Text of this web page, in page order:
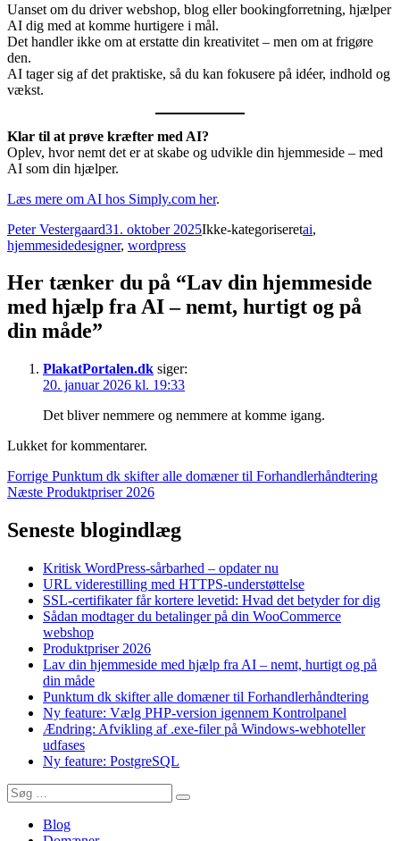
Uanset om du driver webshop, blog eller bookingforretning, hjælper
AI dig med at komme hurtigere i mål.
Det handler ikke om at erstatte din kreativitet – men om at frigøre
den.
AI tager sig af det praktiske, så du kan fokusere på idéer, indhold og
vækst.
Klar til at prøve kræfter med AI?
Oplev, hvor nemt det er at skabe og udvikle din hjemmeside – med
AI som din hjælper.
Læs mere om AI hos Simply.com her.
Forfatter
Peter VestergaardUdgivet
31. oktober 2025Kategorier
Ikke-kategoriseretTags
ai,
hjemmesidedesigner, wordpress
Her tænker du på “Lav din hjemmeside
med hjælp fra AI – nemt, hurtigt og på
din måde”
PlakatPortalen.dk siger:
20. januar 2026 kl. 19:33
Det bliver nemmere og nemmere at komme igang.
Lukket for kommentarer.
Indlægsnavigation
Forrige Forrige
indlæg:
Punktum dk skifter alle domæner til Forhandlerhåndtering
Næste Næste
Produktpriser 2026
Seneste blogindlæg
Kritisk WordPress-sårbarhed – opdater nu
URL viderestilling med HTTPS-understøttelse
SSL-certifikater får kortere levetid: Hvad det betyder for dig
Sådan modtager du betalinger på din WooCommerce
webshop
Produktpriser 2026
Lav din hjemmeside med hjælp fra AI – nemt, hurtigt og på
din måde
Punktum dk skifter alle domæner til Forhandlerhåndtering
Ny feature: Vælg PHP-version igennem Kontrolpanel
Ændring: Afvikling af .exe-filer på Windows-webhoteller
udfases
Ny feature: PostgreSQL
Søg
efter:
Søg
Blog